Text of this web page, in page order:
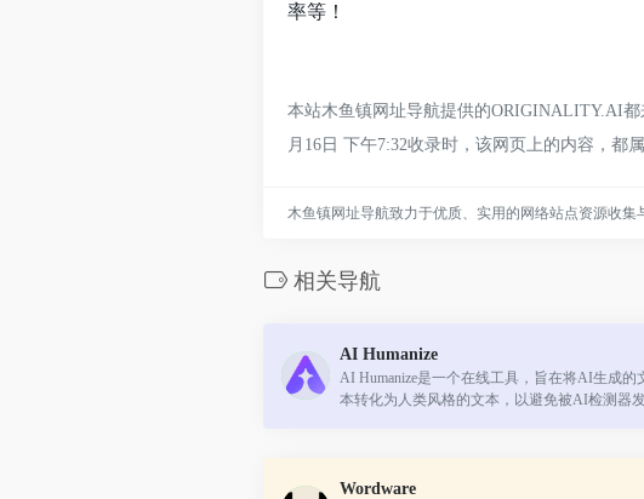
率等！
本站木鱼镇网址导航提供的ORIGINALITY.AI
月16日 下午7:32收录时，该网页上的内容，都
木鱼镇网址导航致力于优质、实用的网络站点资源收集
相关导航
AI Humanize
AI Humanize是一个在线工具，旨在将AI生成的
本转化为人类风格的文本，以避免被AI检测器
Wordware